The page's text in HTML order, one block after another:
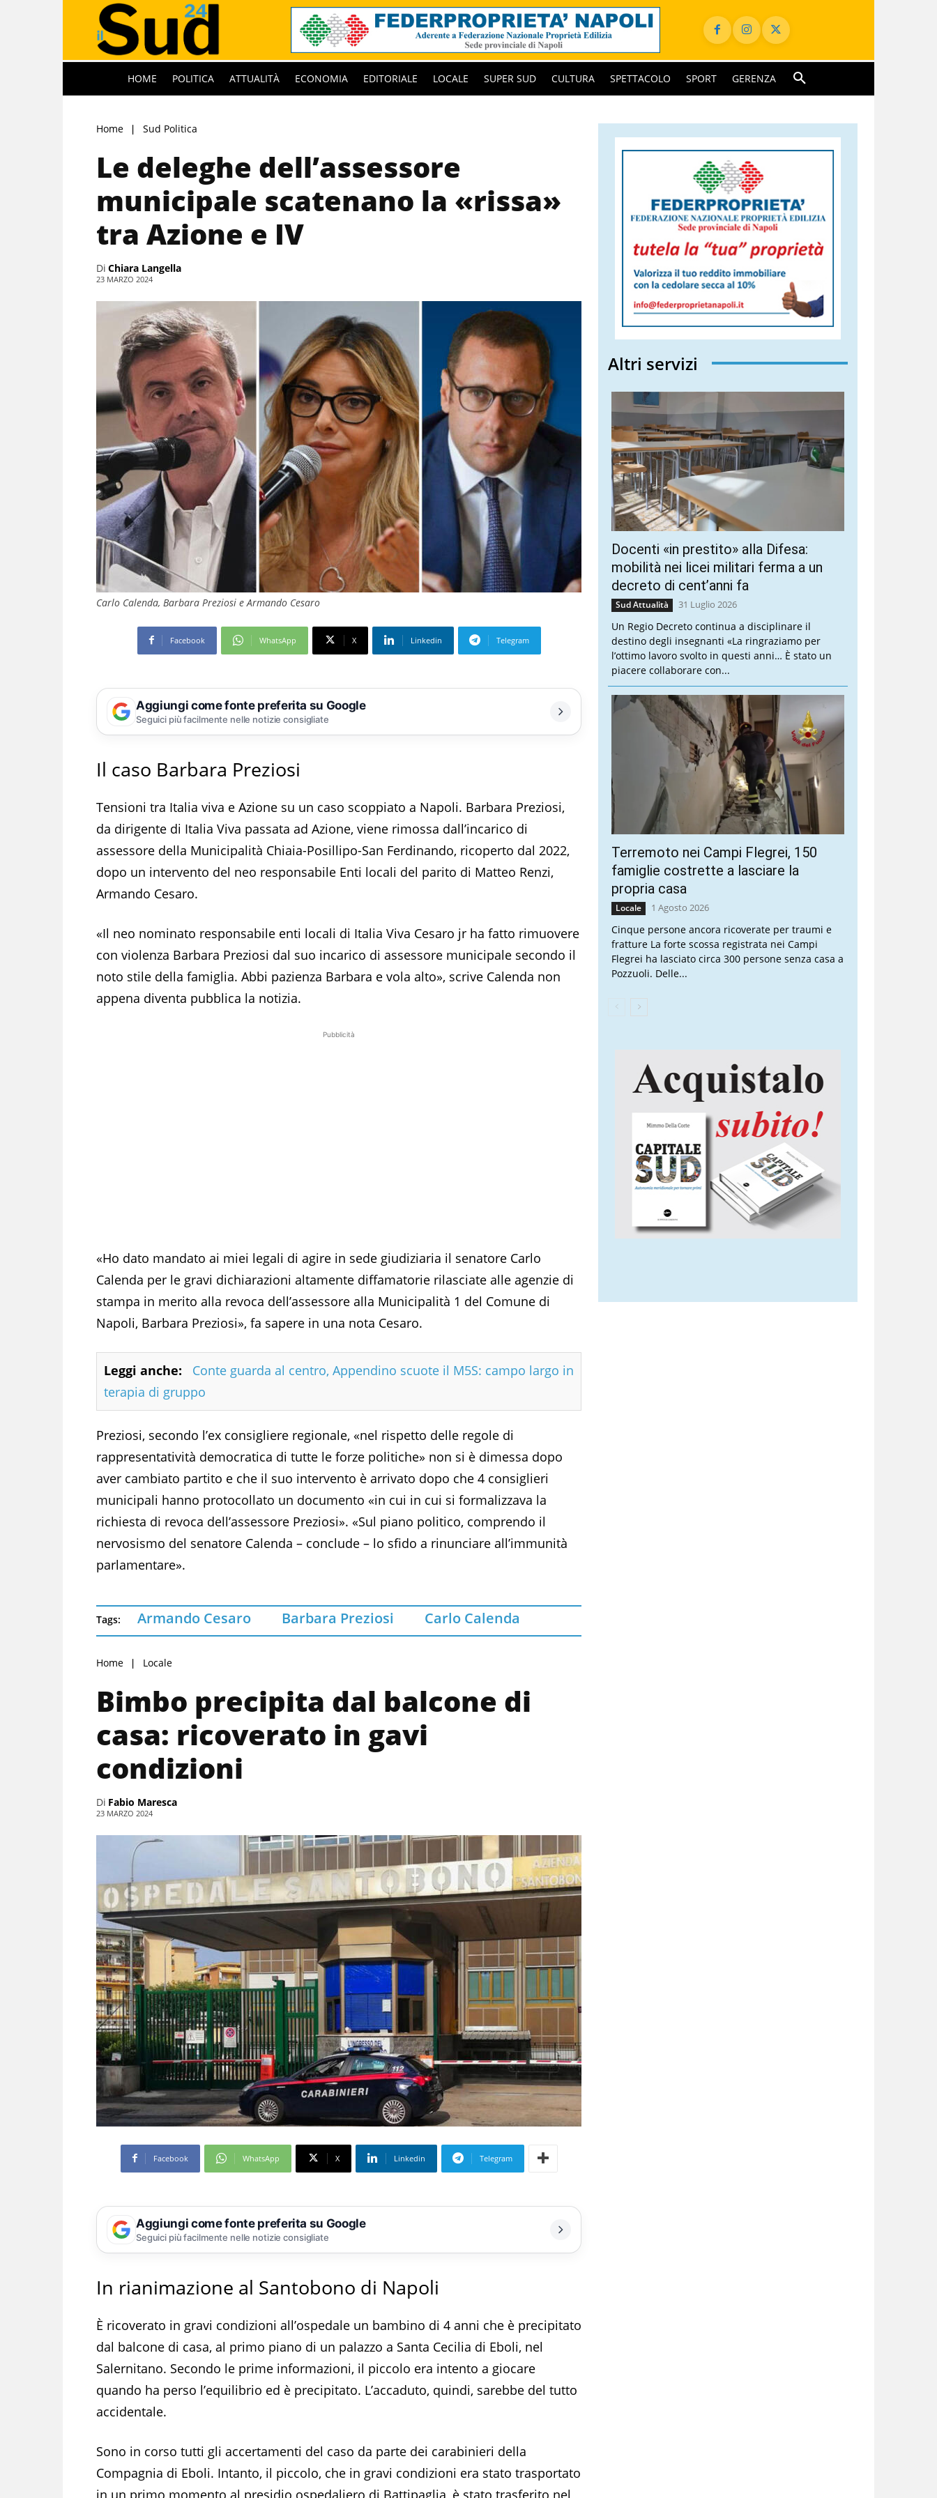
HOME POLITICA ATTUALITÀ ECONOMIA EDITORIALE LOCALE SUPER SUD CULTURA SPETTACOLO SPORT GERENZA
Home Sud Politica
Le deleghe dell’assessore
municipale scatenano la «rissa»
tra Azione e IV
Di Chiara Langella
23 MARZO 2024
Carlo Calenda, Barbara Preziosi e Armando Cesaro
Facebook WhatsApp X Linkedin Telegram
Aggiungi come fonte preferita su Google
Seguici più facilmente nelle notizie consigliate
Il caso Barbara Preziosi
Tensioni tra Italia viva e Azione su un caso scoppiato a Napoli. Barbara Preziosi,
da dirigente di Italia Viva passata ad Azione, viene rimossa dall’incarico di
assessore della Municipalità Chiaia-Posillipo-San Ferdinando, ricoperto dal 2022,
dopo un intervento del neo responsabile Enti locali del parito di Matteo Renzi,
Armando Cesaro.
«Il neo nominato responsabile enti locali di Italia Viva Cesaro jr ha fatto rimuovere
con violenza Barbara Preziosi dal suo incarico di assessore municipale secondo il
noto stile della famiglia. Abbi pazienza Barbara e vola alto», scrive Calenda non
appena diventa pubblica la notizia.
Pubblicità
«Ho dato mandato ai miei legali di agire in sede giudiziaria il senatore Carlo
Calenda per le gravi dichiarazioni altamente diffamatorie rilasciate alle agenzie di
stampa in merito alla revoca dell’assessore alla Municipalità 1 del Comune di
Napoli, Barbara Preziosi», fa sapere in una nota Cesaro.
Leggi anche:
Conte guarda al centro, Appendino scuote il M5S: campo largo in
terapia di gruppo
Preziosi, secondo l’ex consigliere regionale, «nel rispetto delle regole di
rappresentatività democratica di tutte le forze politiche» non si è dimessa dopo
aver cambiato partito e che il suo intervento è arrivato dopo che 4 consiglieri
municipali hanno protocollato un documento «in cui in cui si formalizzava la
richiesta di revoca dell’assessore Preziosi». «Sul piano politico, comprendo il
nervosismo del senatore Calenda – conclude – lo sfido a rinunciare all’immunità
parlamentare».
Tags: Armando Cesaro Barbara Preziosi Carlo Calenda
Home Locale
Bimbo precipita dal balcone di
casa: ricoverato in gavi
condizioni
Di Fabio Maresca
23 MARZO 2024
Facebook WhatsApp X Linkedin Telegram
Aggiungi come fonte preferita su Google
Seguici più facilmente nelle notizie consigliate
In rianimazione al Santobono di Napoli
È ricoverato in gravi condizioni all’ospedale un bambino di 4 anni che è precipitato
dal balcone di casa, al primo piano di un palazzo a Santa Cecilia di Eboli, nel
Salernitano. Secondo le prime informazioni, il piccolo era intento a giocare
quando ha perso l’equilibrio ed è precipitato. L’accaduto, quindi, sarebbe del tutto
accidentale.
Sono in corso tutti gli accertamenti del caso da parte dei carabinieri della
Compagnia di Eboli. Intanto, il piccolo, che in gravi condizioni era stato trasportato
in un primo momento al presidio ospedaliero di Battipaglia, è stato trasferito nel
Altri servizi
Docenti «in prestito» alla Difesa:
mobilità nei licei militari ferma a un
decreto di cent’anni fa
Sud Attualità 31 Luglio 2026
Un Regio Decreto continua a disciplinare il
destino degli insegnanti «La ringraziamo per
l’ottimo lavoro svolto in questi anni… È stato un
piacere collaborare con...
Terremoto nei Campi Flegrei, 150
famiglie costrette a lasciare la
propria casa
Locale 1 Agosto 2026
Cinque persone ancora ricoverate per traumi e
fratture La forte scossa registrata nei Campi
Flegrei ha lasciato circa 300 persone senza casa a
Pozzuoli. Delle...